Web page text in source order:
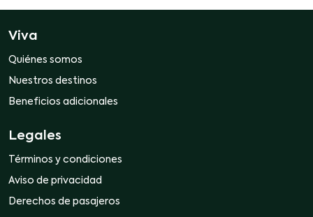
Viva
Quiénes somos
Nuestros destinos
Beneficios adicionales
Legales
Términos y condiciones
Aviso de privacidad
Derechos de pasajeros